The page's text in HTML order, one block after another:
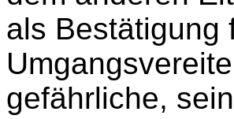
als Bestätigung
gefährliche,